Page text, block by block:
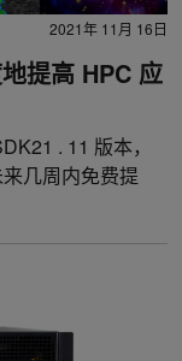
2021年 11月 16日
提高 HPC 应
. 11 版本，
几周内免费提